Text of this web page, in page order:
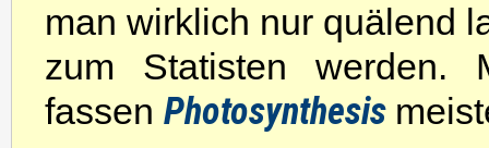
man wirklich nur quälend
zum Statisten werden.
fassen Photosynthesis